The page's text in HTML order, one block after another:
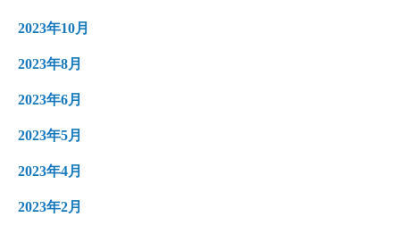
2023年10月
2023年8月
2023年6月
2023年5月
2023年4月
2023年2月